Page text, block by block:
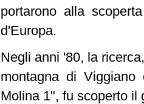
portarono alla
d'Europa.
Negli anni '80, la
montagna di
Molina 1", fu scoperto il